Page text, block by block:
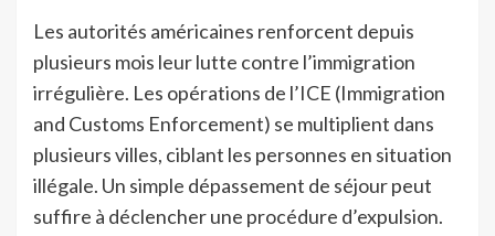
Les autorités américaines renforcent depuis
plusieurs mois leur lutte contre l’immigration
irrégulière. Les opérations de l’ICE (Immigration
and Customs Enforcement) se multiplient dans
plusieurs villes, ciblant les personnes en situation
illégale. Un simple dépassement de séjour peut
suffire à déclencher une procédure d’expulsion.